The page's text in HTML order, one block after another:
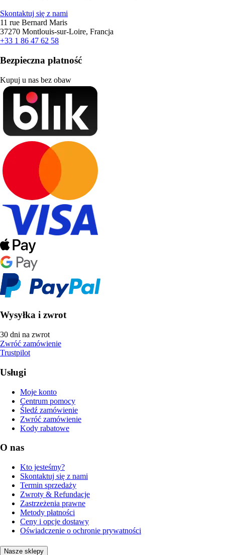
Skontaktuj się z nami
11 rue Bernard Maris
37270 Montlouis-sur-Loire, Francja
+33 1 86 47 62 58
Bezpieczna płatność
Kupuj u nas bez obaw
Wysyłka i zwrot
30 dni na zwrot
Zwróć zamówienie
Trustpilot
Usługi
Moje konto
Centrum pomocy
Śledź zamówienie
Zwróć zamówienie
Kody rabatowe
O nas
Kto jesteśmy?
Skontaktuj się z nami
Termin sprzedaży
Zwroty & Refundacje
Zastrzeżenia prawne
Metody płatności
Ceny i opcje dostawy
Oświadczenie o ochronie prywatności
Nasze sklepy